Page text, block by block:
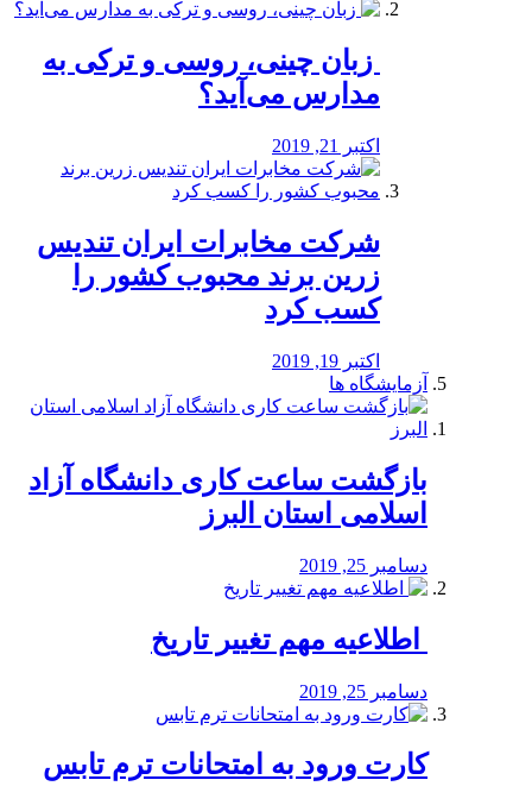
️ زبان چینی، روسی و ترکی به
مدارس می‌آید؟
اکتبر 21, 2019
شرکت مخابرات ایران تندیس
زرین برند محبوب کشور را
کسب کرد
اکتبر 19, 2019
آزمایشگاه ها
بازگشت ساعت کاری دانشگاه آزاد
اسلامی استان البرز
دسامبر 25, 2019
️ اطلاعیه مهم تغییر تاریخ
دسامبر 25, 2019
کارت ورود به امتحانات ترم تابس